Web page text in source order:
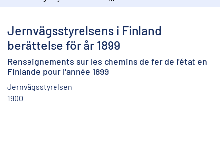
Jernvägsstyrelsens i Finland
berättelse för år 1899
Renseignements sur les chemins de fer de l'état en
Finlande pour l'année 1899
Jernvägsstyrelsen
1900